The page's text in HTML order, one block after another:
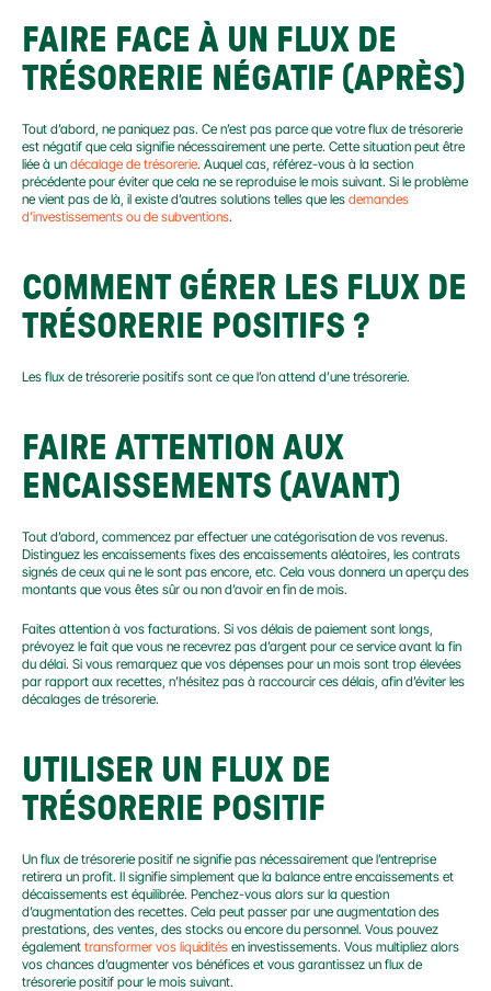
FAIRE FACE À UN FLUX DE
TRÉSORERIE NÉGATIF (APRÈS)
Tout d’abord, ne paniquez pas. Ce n’est pas parce que votre flux de trésorerie
est négatif que cela signifie nécessairement une perte. Cette situation peut être
liée à un décalage de trésorerie. Auquel cas, référez-vous à la section
précédente pour éviter que cela ne se reproduise le mois suivant. Si le problème
ne vient pas de là, il existe d’autres solutions telles que les demandes
d’investissements ou de subventions.
COMMENT GÉRER LES FLUX DE
TRÉSORERIE POSITIFS ?
Les flux de trésorerie positifs sont ce que l’on attend d’une trésorerie.
FAIRE ATTENTION AUX
ENCAISSEMENTS (AVANT)
Tout d’abord, commencez par effectuer une catégorisation de vos revenus.
Distinguez les encaissements fixes des encaissements aléatoires, les contrats
signés de ceux qui ne le sont pas encore, etc. Cela vous donnera un aperçu des
montants que vous êtes sûr ou non d’avoir en fin de mois.
Faites attention à vos facturations. Si vos délais de paiement sont longs,
prévoyez le fait que vous ne recevrez pas d’argent pour ce service avant la fin
du délai. Si vous remarquez que vos dépenses pour un mois sont trop élevées
par rapport aux recettes, n’hésitez pas à raccourcir ces délais, afin d’éviter les
décalages de trésorerie.
UTILISER UN FLUX DE
TRÉSORERIE POSITIF
Un flux de trésorerie positif ne signifie pas nécessairement que l’entreprise
retirera un profit. Il signifie simplement que la balance entre encaissements et
décaissements est équilibrée. Penchez-vous alors sur la question
d’augmentation des recettes. Cela peut passer par une augmentation des
prestations, des ventes, des stocks ou encore du personnel. Vous pouvez
également transformer vos liquidités en investissements. Vous multipliez alors
vos chances d’augmenter vos bénéfices et vous garantissez un flux de
trésorerie positif pour le mois suivant.